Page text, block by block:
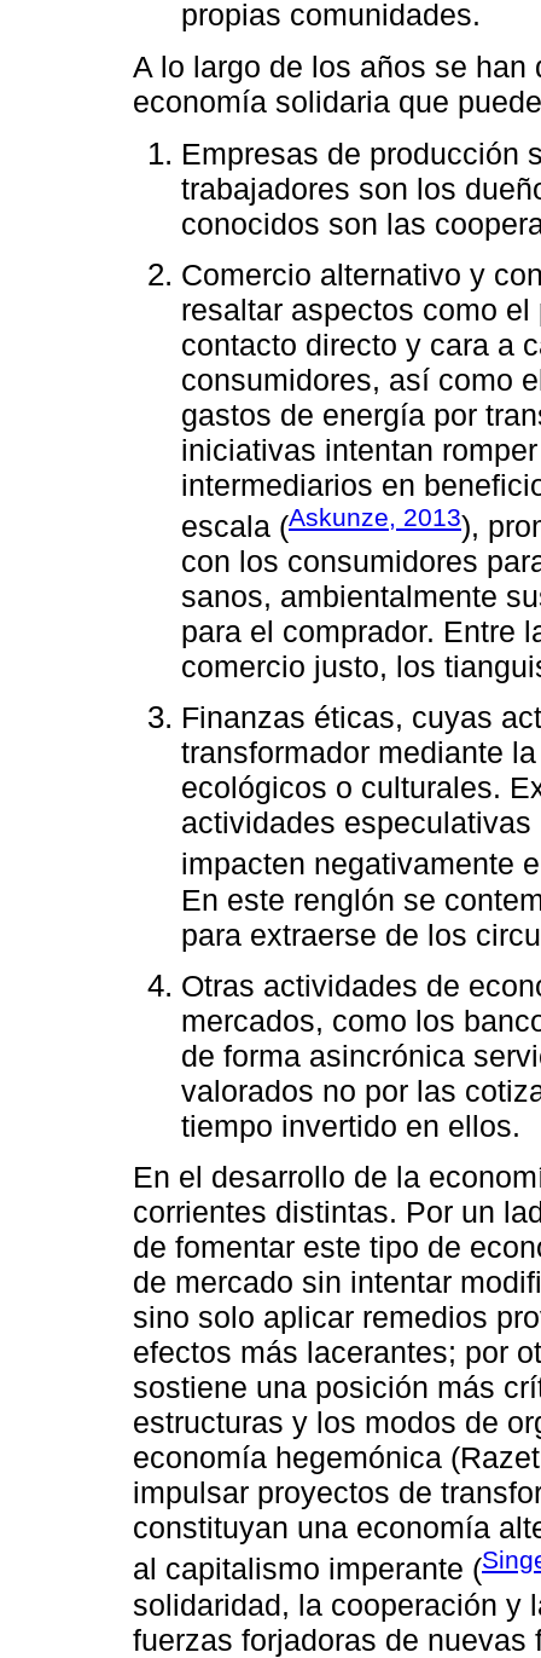
propias comunidades.
A lo largo de los años se
economía solidaria que
Empresas de producción
trabajadores son los
conocidos son las
Comercio alternativo y
resaltar aspectos como
contacto directo y cara a
consumidores, así como
gastos de energía por
iniciativas intentan
intermediarios en
escala (Askunze, 2013),
con los consumidores
sanos, ambientalmente
para el comprador. Entre
comercio justo, los
Finanzas éticas, cuyas
transformador mediante
ecológicos o culturales.
actividades
impacten negativamente
En este renglón se
para extraerse de los
Otras actividades de
mercados, como los
de forma asincrónica
valorados no por las
tiempo invertido en ellos.
En el desarrollo de la
corrientes distintas. Por un
de fomentar este tipo de
de mercado sin intentar
sino solo aplicar remedios
efectos más lacerantes; por
sostiene una posición más
estructuras y los modos de
economía hegemónica
impulsar proyectos de
constituyan una economía
al capitalismo imperante (
solidaridad, la cooperación y
fuerzas forjadoras de